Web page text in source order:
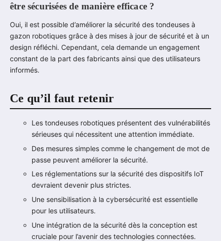
être sécurisées de manière efficace ?
Oui, il est possible d’améliorer la sécurité des tondeuses à
gazon robotiques grâce à des mises à jour de sécurité et à un
design réfléchi. Cependant, cela demande un engagement
constant de la part des fabricants ainsi que des utilisateurs
informés.
Ce qu’il faut retenir
Les tondeuses robotiques présentent des vulnérabilités
sérieuses qui nécessitent une attention immédiate.
Des mesures simples comme le changement de mot de
passe peuvent améliorer la sécurité.
Les réglementations sur la sécurité des dispositifs IoT
devraient devenir plus strictes.
Une sensibilisation à la cybersécurité est essentielle
pour les utilisateurs.
Une intégration de la sécurité dès la conception est
cruciale pour l’avenir des technologies connectées.